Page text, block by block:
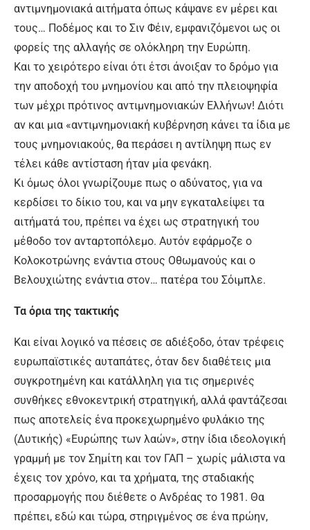
αντιμνημονιακά αιτήματα όπως κάψανε εν μέρει και
τους… Ποδέμος και το Σιν Φέιν, εμφανιζόμενοι ως οι
φορείς της αλλαγής σε ολόκληρη την Ευρώπη.
Και το χειρότερο είναι ότι έτσι άνοιξαν το δρόμο για
την αποδοχή του μνημονίου και από την πλειοψηφία
των μέχρι πρότινος αντιμνημονιακών Ελλήνων! Διότι
αν και μια «αντιμνημονιακή κυβέρνηση κάνει τα ίδια με
τους μνημονιακούς, θα περάσει η αντίληψη πως εν
τέλει κάθε αντίσταση ήταν μία φενάκη.
Κι όμως όλοι γνωρίζουμε πως ο αδύνατος, για να
κερδίσει το δίκιο του, και να μην εγκαταλείψει τα
αιτήματά του, πρέπει να έχει ως στρατηγική του
μέθοδο τον ανταρτοπόλεμο. Αυτόν εφάρμοζε ο
Κολοκοτρώνης ενάντια στους Οθωμανούς και ο
Βελουχιώτης ενάντια στον… πατέρα του Σόιμπλε.
Τα όρια της τακτικής
Και είναι λογικό να πέσεις σε αδιέξοδο, όταν τρέφεις
ευρωπαϊστικές αυταπάτες, όταν δεν διαθέτεις μια
συγκροτημένη και κατάλληλη για τις σημερινές
συνθήκες εθνοκεντρική στρατηγική, αλλά φαντάζεσαι
πως αποτελείς ένα προκεχωρημένο φυλάκιο της
(Δυτικής) «Ευρώπης των λαών», στην ίδια ιδεολογική
γραμμή με τον Σημίτη και τον ΓΑΠ – χωρίς μάλιστα να
έχεις τον χρόνο, και τα χρήματα, της σταδιακής
προσαρμογής που διέθετε ο Ανδρέας το 1981. Θα
πρέπει, εδώ και τώρα, στηριγμένος σε ένα πρώην,